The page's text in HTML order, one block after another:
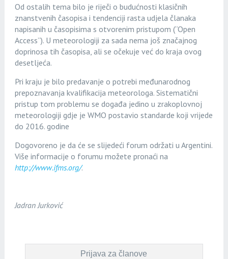
Od ostalih tema bilo je riječi o budućnosti klasičnih
znanstvenih časopisa i tendenciji rasta udjela članaka
napisanih u časopisima s otvorenim pristupom (“Open
Access”). U meteorologiji za sada nema još značajnog
doprinosa tih časopisa, ali se očekuje već do kraja ovog
desetljeća.
Pri kraju je bilo predavanje o potrebi međunarodnog
prepoznavanja kvalifikacija meteorologa. Sistematični
pristup tom problemu se događa jedino u zrakoplovnoj
meteorologiji gdje je WMO postavio standarde koji vrijede
do 2016. godine
Dogovoreno je da će se slijedeći forum održati u Argentini.
Više informacije o forumu možete pronaći na
http://www.ifms.org/.
Jadran Jurković
Prijava za članove